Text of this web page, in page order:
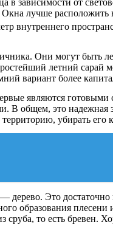
лучше
внутреннего
Они могут
летний
вариант более
являются
общем, это
убирать
дерево. Это
образования
сруба, то есть бревен.